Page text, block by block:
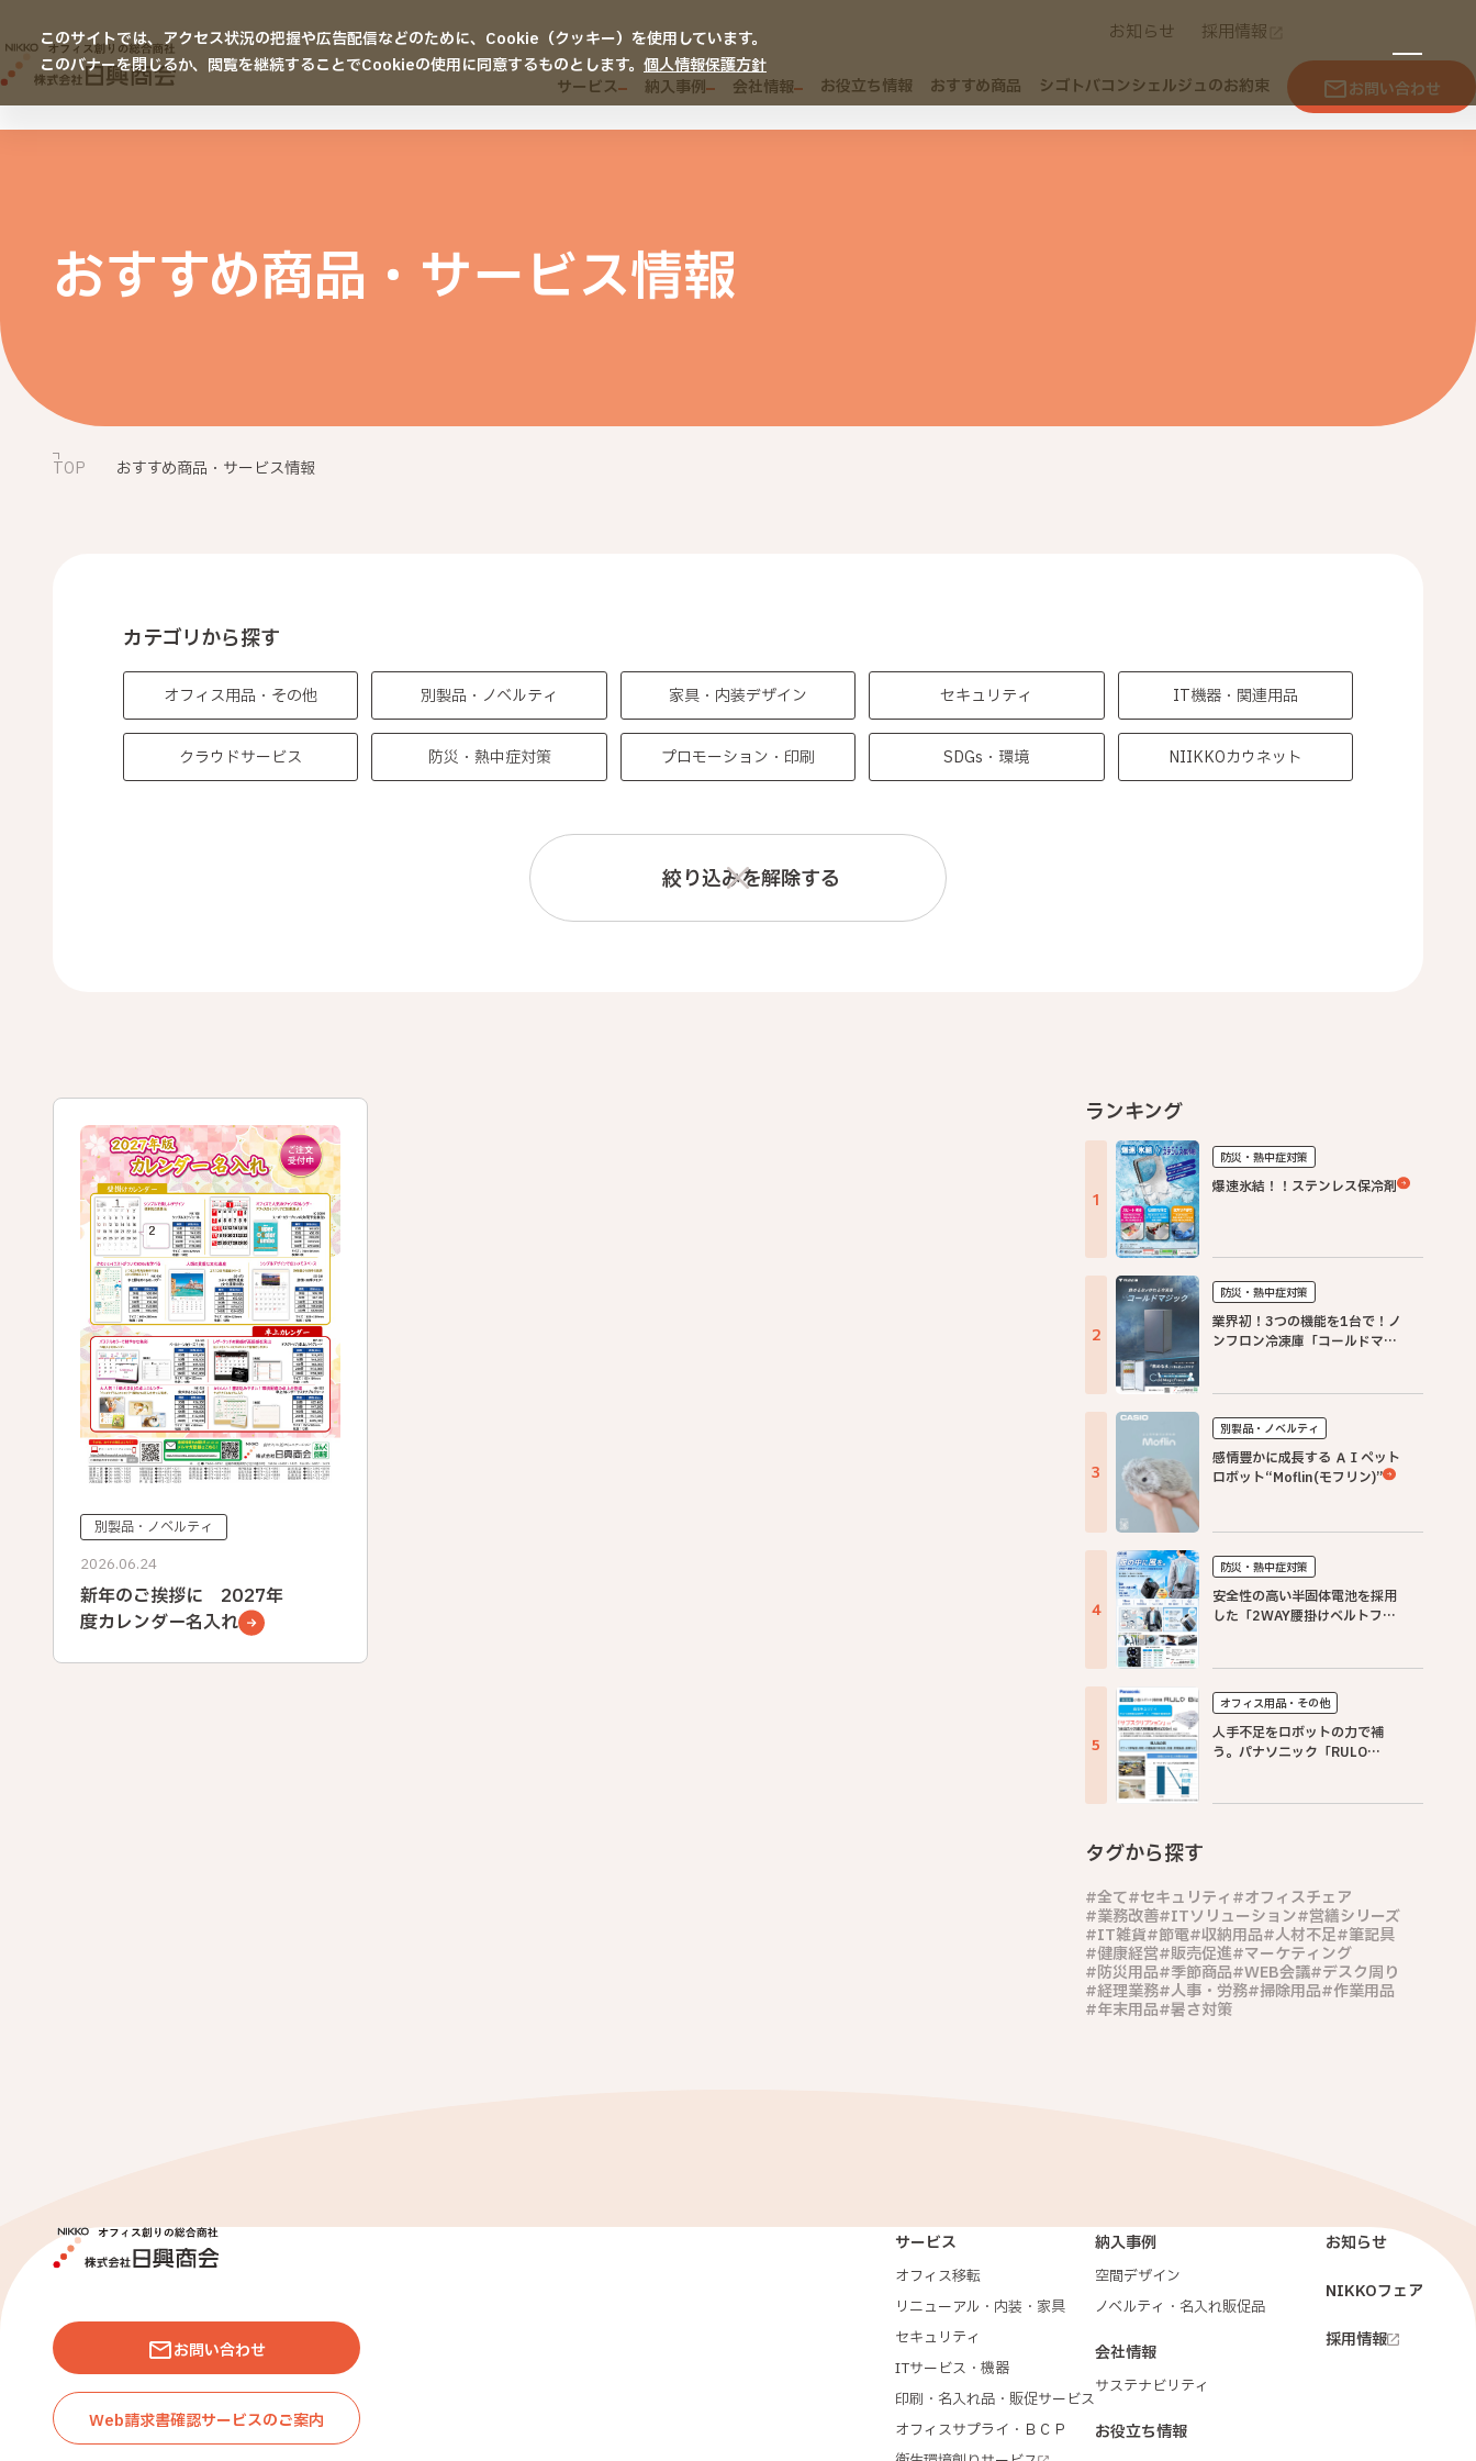
お知らせ 採用情報
サービス 納入事例 会社情報 お役立ち情報 おすすめ商品 シゴトバコンシェルジュのお約束 お問い合わせ
このサイトでは、アクセス状況の把握や広告配信などのために、Cookie（クッキー）を使用しています。
このバナーを閉じるか、閲覧を継続することでCookieの使用に同意するものとします。 個人情報保護方針
おすすめ商品・ サービス情報
TOP おすすめ商品・サービス情報
カテゴリから探す
オフィス用品・その他 別製品・ノベルティ 家具・内装デザイン セキュリティ IT機器・関連用品
クラウドサービス 防災・熱中症対策 プロモーション・印刷 SDGs・環境 NIIKKOカウネット
絞り込みを解除する
別製品・ノベルティ
2026.06.24
新年のご挨拶に 2027年
度カレンダー名入れ
ランキング
防災・熱中症対策
爆速氷結！！ステンレス保冷剤
防災・熱中症対策
業界初！3つの機能を1台で！ノ
ンフロン冷凍庫「コールドマジ
別製品・ノベルティ
感情豊かに成長する ＡＩペット
ロボット“Moflin(モフリン)”
防災・熱中症対策
安全性の高い半固体電池を採用
した「2WAY腰掛けベルトファ
オフィス用品・その他
人手不足をロボットの力で補
う。パナソニック「RULO
タグから探す
全て セキュリティ
オフィスチェア
業務改善 ITソリューション
営繕シリーズ
IT雑貨
節電 収納用品 人材不足
筆記具
健康経営 販売促進 マーケティング
防災用品
季節商品 WEB会議 デスク周り
経理業務 人事・労務 掃除用品
作業用品
年末用品 暑さ対策
お問い合わせ
Web請求書確認サービスのご案内
サービス
オフィス移転
リニューアル・内装・家具
セキュリティ
ITサービス・機器
印刷・名入れ品・販促サービス
オフィスサプライ・ＢＣＰ
納入事例
空間デザイン
ノベルティ・名入れ販促品
会社情報
サステナビリティ
お役立ち情報
お知らせ
NIKKOフェア
採用情報